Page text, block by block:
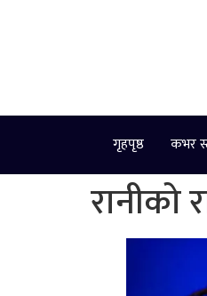
गृहपृष्ठ कभर
रानीको